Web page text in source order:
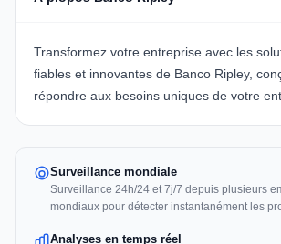
Transformez votre entreprise avec les
fiables et innovantes de Banco Ripley,
répondre aux besoins uniques de votre
Surveillance mondiale
Surveillance 24h/24 et 7j/7 depuis plusieurs
mondiaux pour détecter instantanément les
Analyses en temps réel